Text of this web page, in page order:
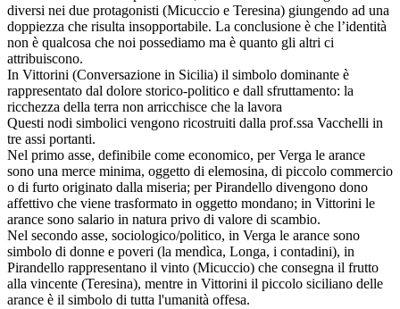
diversi nei due protagonisti (Micuccio e Teresina) giungendo ad una
doppiezza che risulta insopportabile. La conclusione è che l’identità
non è qualcosa che noi possediamo ma è quanto gli altri ci
attribuiscono.
In Vittorini (Conversazione in Sicilia) il simbolo dominante è
rappresentato dal dolore storico-politico e dall sfruttamento: la
ricchezza della terra non arricchisce che la lavora
Questi nodi simbolici vengono ricostruiti dalla prof.ssa Vacchelli in
tre assi portanti.
Nel primo asse, definibile come economico, per Verga le arance
sono una merce minima, oggetto di elemosina, di piccolo commercio
o di furto originato dalla miseria; per Pirandello divengono dono
affettivo che viene trasformato in oggetto mondano; in Vittorini le
arance sono salario in natura privo di valore di scambio.
Nel secondo asse, sociologico/politico, in Verga le arance sono
simbolo di donne e poveri (la mendìca, Longa, i contadini), in
Pirandello rappresentano il vinto (Micuccio) che consegna il frutto
alla vincente (Teresina), mentre in Vittorini il piccolo siciliano delle
arance è il simbolo di tutta l'umanità offesa.